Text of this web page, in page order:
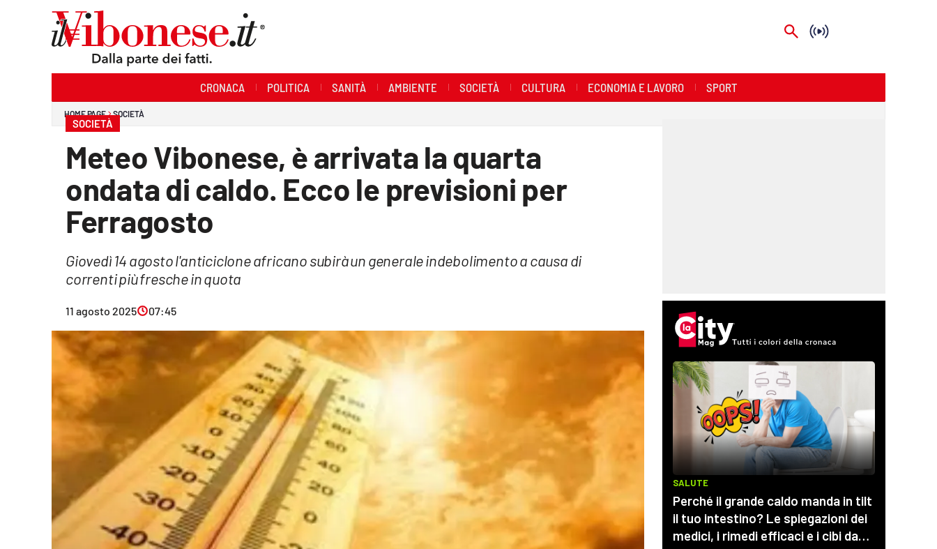
Streaming
Lac Network
CRONACA POLITICA SANITÀ AMBIENTE SOCIETÀ CULTURA ECONOMIA E LAVORO SPORT
HOME PAGE SOCIETÀ
SOCIETÀ
Meteo Vibonese, è arrivata la quarta
ondata di caldo. Ecco le previsioni per
Ferragosto
Giovedì 14 agosto l'anticiclone africano subirà un generale indebolimento a causa di
correnti più fresche in quota
11 agosto 2025 07:45